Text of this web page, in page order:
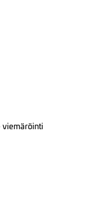
viemäröinti